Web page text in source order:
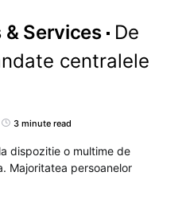
Services
De
centralele
3 minute read
dispozitie o multime de
Majoritatea persoanelor